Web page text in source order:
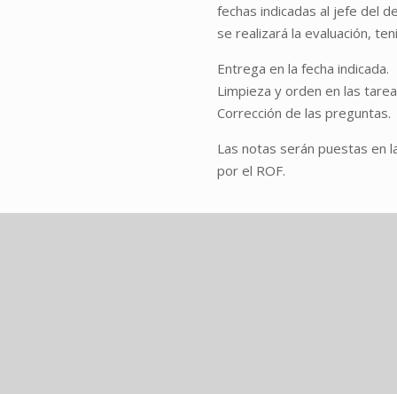
fechas indicadas al jefe del
se realizará la evaluación,
Entrega en la fecha indicada.
Limpieza y orden en las
Corrección de las preguntas.
Las notas serán puestas en
por el ROF.